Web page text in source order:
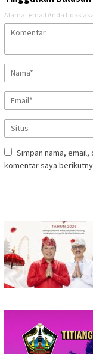
Alamat email Anda tidak
Simpan nama,
komentar saya